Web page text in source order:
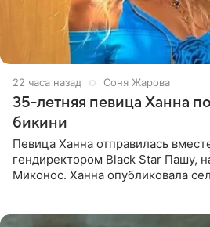
22 часа назад Соня Жарова
35-летняя певица Ханна
бикини
Певица Ханна отправилась
гендиректором Black Star Пашу,
Миконос. Ханна опубликовала